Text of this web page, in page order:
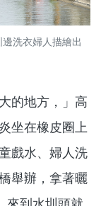
洗衣婦人描繪出
的地方，」高
坐在橡皮圈上
戲水、婦人洗
舉辦，拿著曬